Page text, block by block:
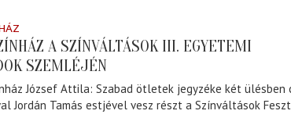
A SZÍNVÁLTÁSOK III. EGYETEMI
SZEMLÉJÉN
József Attila: Szabad ötletek jegyzéke két ülésben
Jordán Tamás estjével vesz részt a Színváltások